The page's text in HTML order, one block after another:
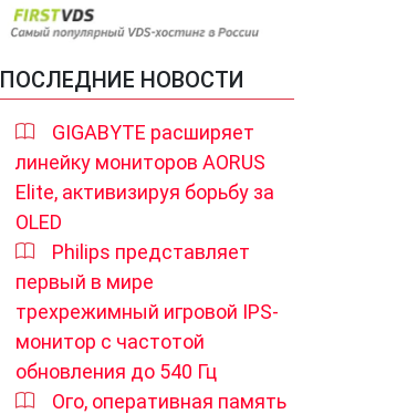
ПОСЛЕДНИЕ НОВОСТИ
GIGABYTE расширяет
линейку мониторов AORUS
Elite, активизируя борьбу за
OLED
Philips представляет
первый в мире
трехрежимный игровой IPS-
монитор с частотой
обновления до 540 Гц
Ого, оперативная память